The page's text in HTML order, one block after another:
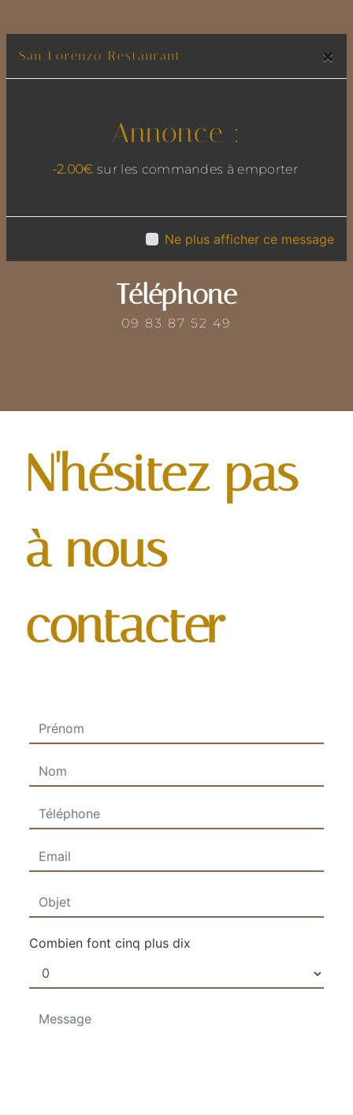
San Lorenzo Restaurant ×
Annonce :
-2.00€ sur les commandes à emporter
Ne plus afficher ce message
Adresse
13 rue de l'Egalité, 69780 Mions
Téléphone
09 83 87 52 49
N'hésitez pas
à nous
contacter
Combien font cinq plus dix